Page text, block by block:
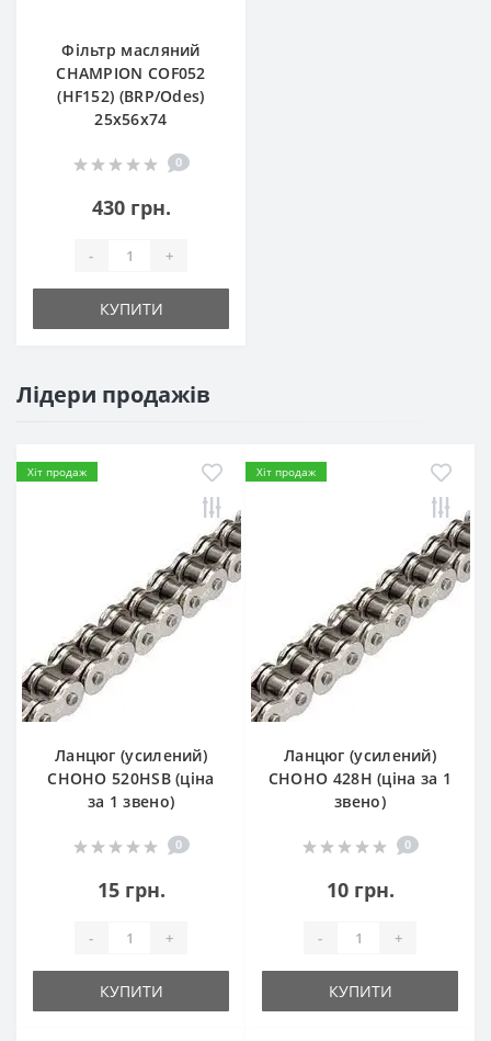
Фільтр масляний
CHAMPION COF052
(HF152) (BRP/Odes)
25х56х74
0
430 грн.
- +
КУПИТИ
Лідери продажів
Хіт продаж
Ланцюг (усилений)
СHOHO 520HSB (ціна
за 1 звено)
0
15 грн.
- +
КУПИТИ
Хіт продаж
Ланцюг (усилений)
СHOHO 428H (ціна за 1
звено)
0
10 грн.
- +
КУПИТИ